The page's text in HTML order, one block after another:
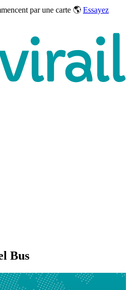
par une carte 🌎 Essayez
Bus